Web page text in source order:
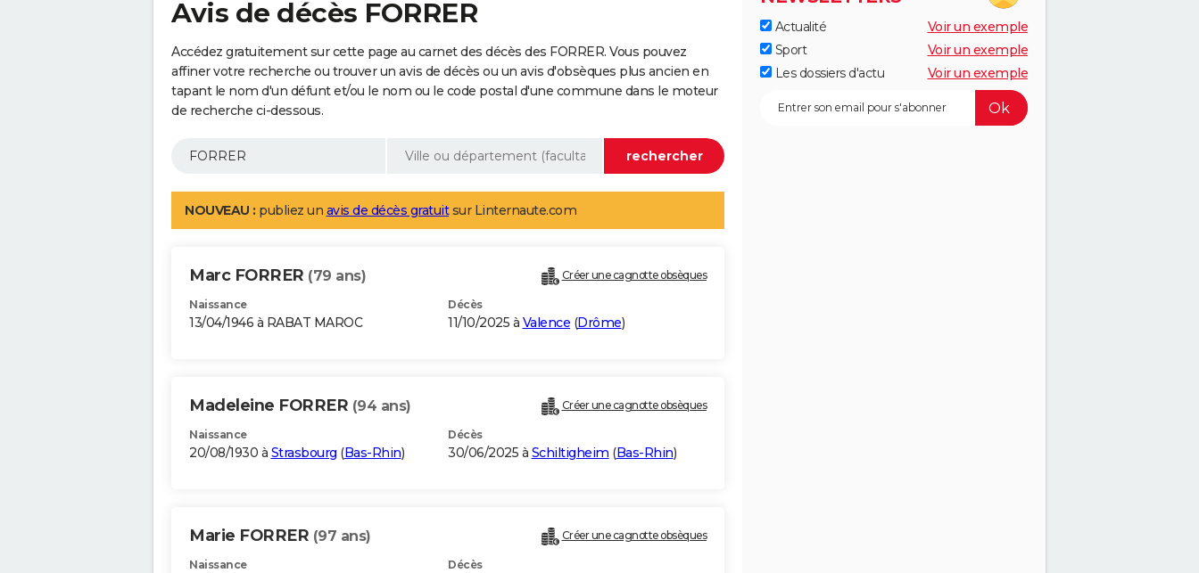
Avis de décès FORRER
Accédez gratuitement sur cette page au carnet des décès des FORRER. Vous pouvez
affiner votre recherche ou trouver un avis de décès ou un avis d'obsèques plus ancien en
tapant le nom d'un défunt et/ou le nom ou le code postal d'une commune dans le moteur
de recherche ci-dessous.
NOUVEAU : publiez un avis de décès gratuitsur Linternaute.com
Marc FORRER (79 ans) Créer une cagnotte obsèques
Naissance
13/04/1946 à RABAT MAROC
Décès
11/10/2025 à Valence (Drôme)
Madeleine FORRER (94 ans) Créer une cagnotte obsèques
Naissance
20/08/1930 à Strasbourg (Bas-Rhin)
Décès
30/06/2025 à Schiltigheim (Bas-Rhin)
Marie FORRER (97 ans) Créer une cagnotte obsèques
Naissance Décès
Actualité
Voir un exemple
Sport
Voir un exemple
Les dossiers d'actu
Voir un exemple